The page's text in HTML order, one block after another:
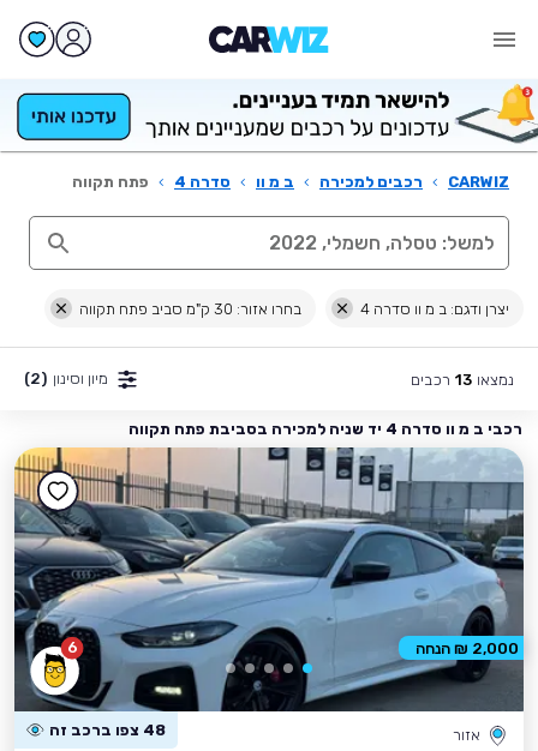
CARWIZ
› רכבים למכירה › ב מ וו › סדרה 4 › פתח תקווה
יצרן ודגם: ב מ וו סדרה 4 בחרו אזור: 30 ק"מ סביב פתח תקווה
נמצאו 13 רכבים מיון וסינון (2)
רכבי ב מ וו סדרה 4 יד שניה למכירה בסביבת פתח תקווה
6
אזור 48 צפו ברכב זה
2,000 ₪ הנחה